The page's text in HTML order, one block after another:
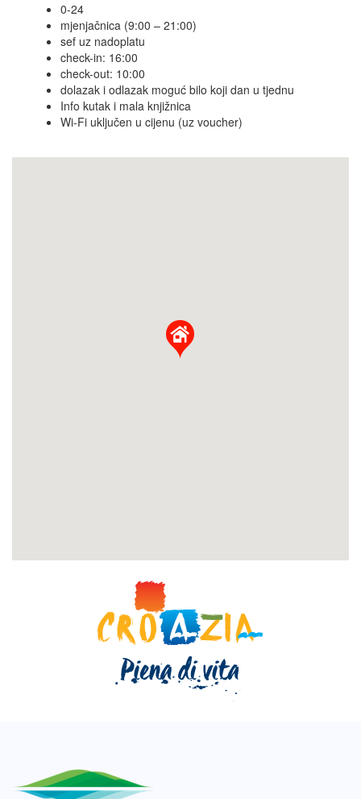
0-24
mjenjačnica (9:00 – 21:00)
sef uz nadoplatu
check-in: 16:00
check-out: 10:00
dolazak i odlazak moguć bilo koji dan u tjednu
Info kutak i mala knjižnica
Wi-Fi uključen u cijenu (uz voucher)